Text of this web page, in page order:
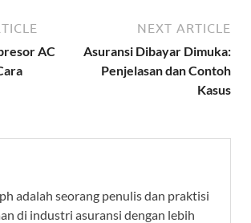
AC
NEXT ARTICLE
Asuransi Dibayar Dimuka:
Penjelasan dan Contoh
Kasus
adalah seorang penulis dan praktisi
di industri asuransi dengan lebih